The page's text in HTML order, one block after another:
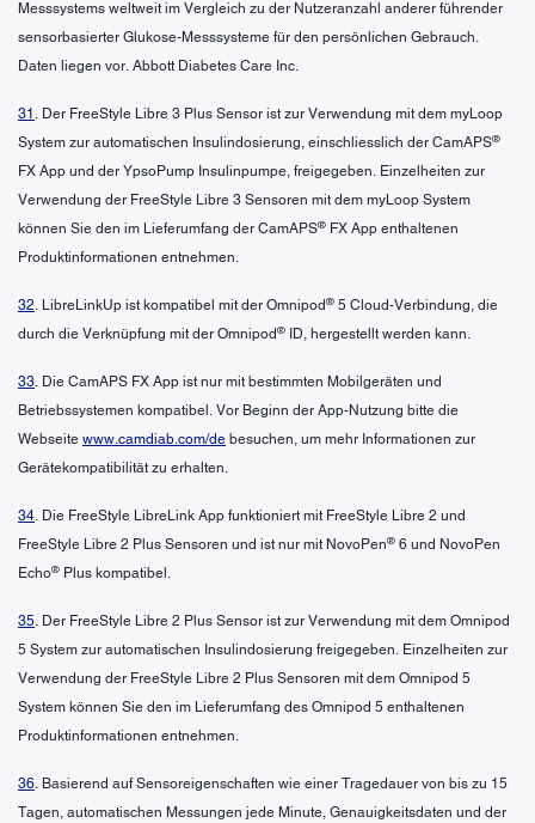
Messsystems weltweit im Vergleich zu der Nutzeranzahl anderer führender
sensorbasierter Glukose-Messsysteme für den persönlichen Gebrauch.
Daten liegen vor. Abbott Diabetes Care Inc.
31 . Der FreeStyle Libre 3 Plus Sensor ist zur Verwendung mit dem myLoop
System zur automatischen Insulindosierung, einschliesslich der CamAPS®
FX App und der YpsoPump Insulinpumpe, freigegeben. Einzelheiten zur
Verwendung der FreeStyle Libre 3 Sensoren mit dem myLoop System
können Sie den im Lieferumfang der CamAPS® FX App enthaltenen
Produktinformationen entnehmen.
32. LibreLinkUp ist kompatibel mit der Omnipod® 5 Cloud-Verbindung, die
durch die Verknüpfung mit der Omnipod® ID, hergestellt werden kann.
33. Die CamAPS FX App ist nur mit bestimmten Mobilgeräten und
Betriebssystemen kompatibel. Vor Beginn der App-Nutzung bitte die
Webseite www.camdiab.com/de besuchen, um mehr Informationen zur
Gerätekompatibilität zu erhalten.
34. Die FreeStyle LibreLink App funktioniert mit FreeStyle Libre 2 und
FreeStyle Libre 2 Plus Sensoren und ist nur mit NovoPen® 6 und NovoPen
Echo® Plus kompatibel.
35. Der FreeStyle Libre 2 Plus Sensor ist zur Verwendung mit dem Omnipod
5 System zur automatischen Insulindosierung freigegeben. Einzelheiten zur
Verwendung der FreeStyle Libre 2 Plus Sensoren mit dem Omnipod 5
System können Sie den im Lieferumfang des Omnipod 5 enthaltenen
Produktinformationen entnehmen.
36. Basierend auf Sensoreigenschaften wie einer Tragedauer von bis zu 15
Tagen, automatischen Messungen jede Minute, Genauigkeitsdaten und der